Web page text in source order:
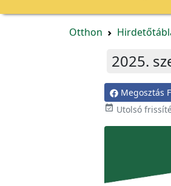
Otthon
2025.
Megosztás
 Utolsó